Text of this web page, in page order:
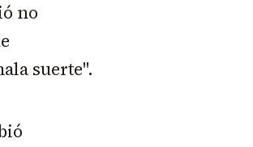
no
suerte".